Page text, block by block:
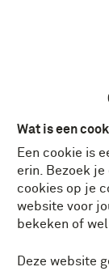
Wat is een
Een cookie is
erin. Bezoek
cookies op je
website voor
bekeken of
Deze website